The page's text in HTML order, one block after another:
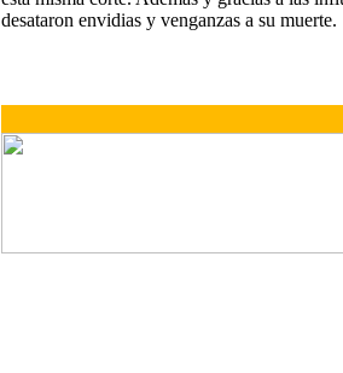
desataron envidias y venganzas a su muerte.